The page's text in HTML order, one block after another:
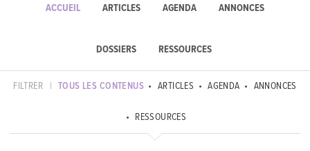
ACCUEIL ARTICLES AGENDA ANNONCES
DOSSIERS RESSOURCES
FILTRER | TOUS LES CONTENUS ARTICLES AGENDA ANNONCES
RESSOURCES